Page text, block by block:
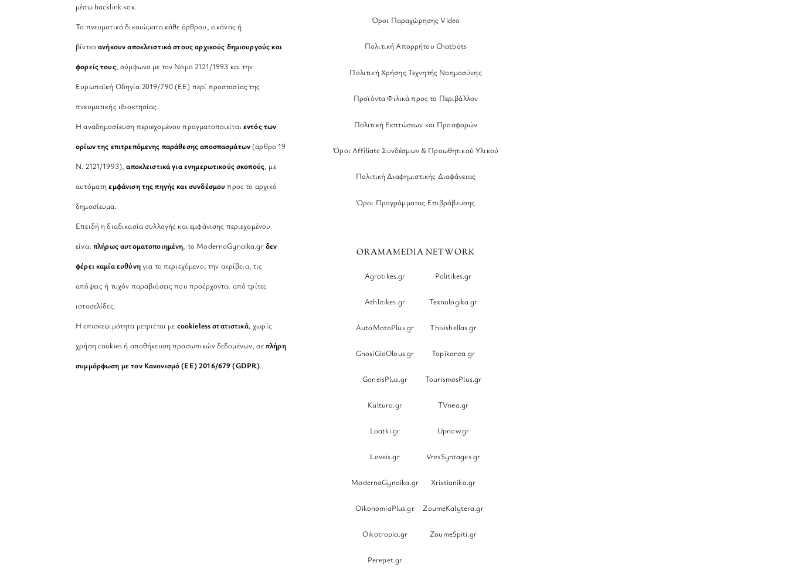
μέσω backlink κοκ.
Τα πνευματικά δικαιώματα κάθε άρθρου, εικόνας ή
βίντεοανήκουν αποκλειστικά στους αρχικούς δημιουργούς και
φορείς τους, σύμφωνα με τον Νόμο 2121/1993 και την
Ευρωπαϊκή Οδηγία 2019/790 (ΕΕ) περί προστασίας της
πνευματικής ιδιοκτησίας.
Η αναδημοσίευση περιεχομένου πραγματοποιείταιεντός των
ορίων της επιτρεπόμενης παράθεσης αποσπασμάτων(άρθρο 19
Ν. 2121/1993), αποκλειστικά για ενημερωτικούς σκοπούς, με
αυτόματηεμφάνιση της πηγής και συνδέσμου προς το αρχικό
δημοσίευμα.
Επειδή η διαδικασία συλλογής και εμφάνισης περιεχομένου
είναιπλήρως αυτοματοποιημένη, το ModernaGynaika.grδεν
φέρει καμία ευθύνηγια το περιεχόμενο, την ακρίβεια, τις
απόψεις ή τυχόν παραβιάσεις που προέρχονται από τρίτες
ιστοσελίδες.
Η επισκεψιμότητα μετριέται με cookieless στατιστικά, χωρίς
χρήση cookies ή αποθήκευση προσωπικών δεδομένων, σεπλήρη
συμμόρφωση με τον Κανονισμό (ΕΕ) 2016/679 (GDPR)
Όροι Παραχώρησης Video
Πολιτική Απορρήτου Chatbots
Πολιτική Χρήσης Τεχνητής Νοημοσύνης
Προϊόντα Φιλικά προς το Περιβάλλον
Πολιτική Εκπτώσεων και Προσφορών
Όροι Affiliate Συνδέσμων & Προωθητικού Υλικού
Πολιτική Διαφημιστικής Διαφάνειας
Όροι Προγράμματος Επιβράβευσης
ORAMAMEDIA NETWORK
Agrotikes.gr Politikes.gr
Athlitikes.gr Texnologika.gr
AutoMotoPlus.gr Thisishellas.gr
GnosiGiaOlous.gr Topikanea.gr
GoneisPlus.gr TourismosPlus.gr
Kultura.gr TVnea.gr
Loatki.gr Upnow.gr
Loveis.gr VresSyntages.gr
ModernaGynaika.gr Xristianika.gr
OikonomiaPlus.gr ZoumeKalytera.gr
Oikotropia.gr ZoumeSpiti.gr
Perepet.gr